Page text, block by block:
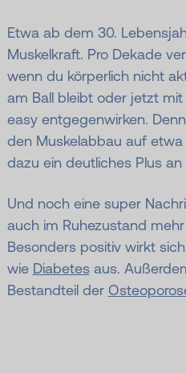
Etwa ab dem 30.
Muskelkraft. Pro Dekade
wenn du körperlich nicht
am Ball bleibt oder jetzt
easy entgegenwirken.
den Muskelabbau auf etwa
dazu ein deutliches Plus
Und noch eine super
auch im Ruhezustand
Besonders positiv wirkt
wie Diabetesaus.
Bestandteil der